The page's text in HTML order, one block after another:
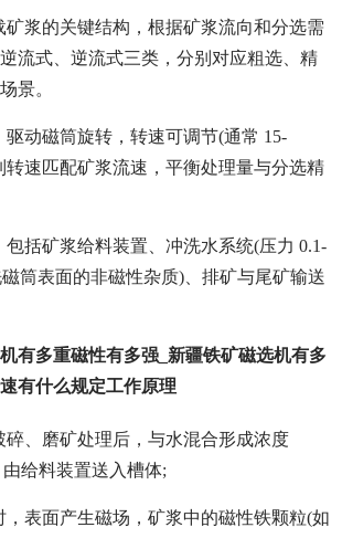
矿浆的关键结构，根据矿浆流向和分选需
流式、逆流式三类，分别对应粗选、精
景。
驱动磁筒旋转，转速可调节(通常 15-
转速匹配矿浆流速，平衡处理量与分选精
包括矿浆给料装置、冲洗水系统(压力 0.1-
筒表面的非磁性杂质)、排矿与尾矿输送
有多重磁性有多强_新疆铁矿磁选机有多
有什么规定工作原理
碎、磨矿处理后，与水混合形成浓度
由给料装置送入槽体;
，表面产生磁场，矿浆中的磁性铁颗粒(如